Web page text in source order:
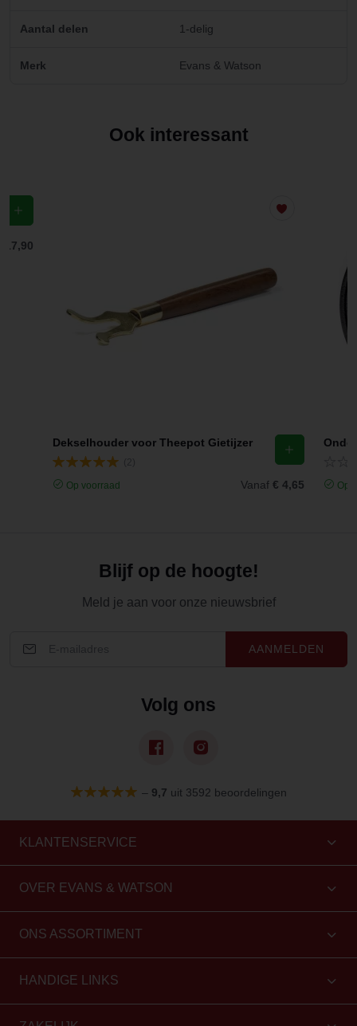
Aantal delen 1-delig
Merk Evans & Watson
Ook interessant
17,90
Dekselhouder voor Theepot Gietijzer
Op voorraad Vanaf € 4,65 Op
Blijf op de hoogte!
Meld je aan voor onze nieuwsbrief
AANMELDEN
Volg ons
– 9,7 uit 3592 beoordelingen
KLANTENSERVICE
OVER EVANS & WATSON
ONS ASSORTIMENT
HANDIGE LINKS